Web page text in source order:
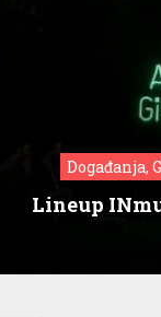
Događanja,
Lineup